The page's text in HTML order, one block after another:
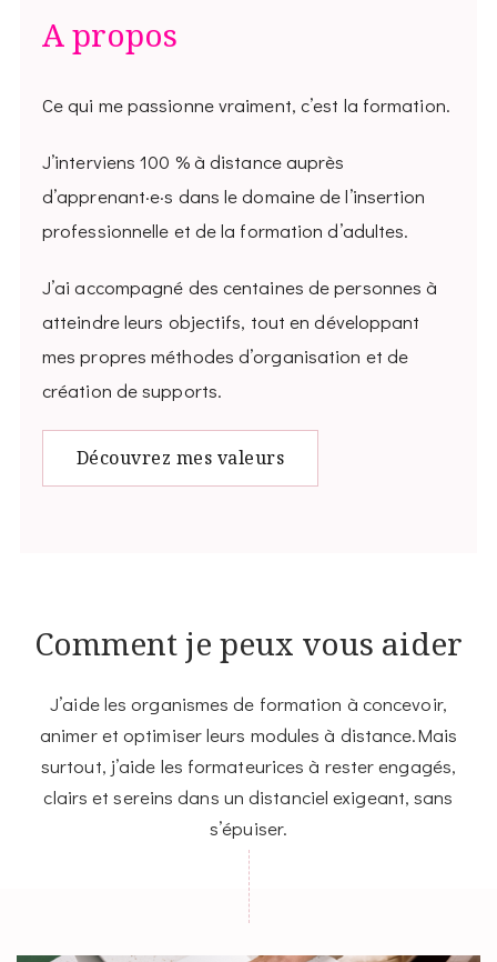
A propos
Ce qui me passionne vraiment, c’est la formation.
J’interviens 100 % à distance auprès
d’apprenant·e·s dans le domaine de l’insertion
professionnelle et de la formation d’adultes.
J’ai accompagné des centaines de personnes à
atteindre leurs objectifs, tout en développant
mes propres méthodes d’organisation et de
création de supports.
Découvrez mes valeurs
Comment je peux vous aider
J’aide les organismes de formation à concevoir,
animer et optimiser leurs modules à distance.Mais
surtout, j’aide les formateurices à rester engagés,
clairs et sereins dans un distanciel exigeant, sans
s’épuiser.